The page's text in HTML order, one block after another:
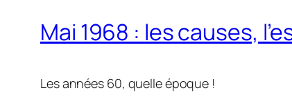
Mai 1968 : les causes,
Les années 60, quelle époque !